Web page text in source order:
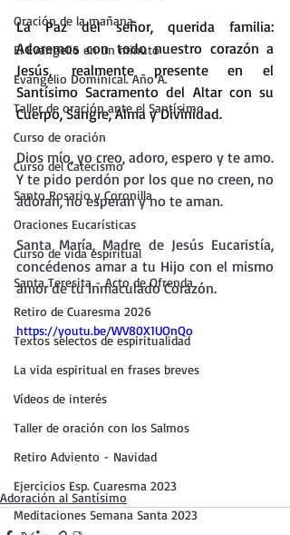
Oración de la mañana
El Evangelio en un minuto
Evangelio Dominical. Año A.
Taller de oración ante el Santísimo
Curso de oración
Curso del Catecismo
Santo Rosario y Coronilla
Oraciones Eucarísticas
Curso de vida espiritual
Santa Teresita - Acto de Ofrenda
Retiro de Cuaresma 2026
Textos selectos de espiritualidad
La vida espiritual en frases breves
Vídeos de interés
Taller de oración con los Salmos
Retiro Adviento - Navidad
Ejercicios Esp. Cuaresma 2023
Meditaciones Semana Santa 2023
La Paz del señor, querida familia:
Adoremos con todo nuestro corazón a
Jesús, realmente presente en el
Santísimo Sacramento del Altar con su
Cuerpo, Sangre, Alma y Divinidad.
Dios mío, yo creo, adoro, espero y te amo.
Y te pido perdón por los que no creen, no
adoran, no esperan y no te aman.
Santa María, Madre de Jesús Eucaristía,
concédenos amar a tu Hijo con el mismo
amor de tu Inmaculado Corazón.
https://youtu.be/WV80X1UOnQo
Adoración al Santísimo